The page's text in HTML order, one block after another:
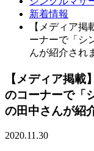
新着情報
【メディア掲
ーナーで「シ
んが紹介され
【メディア掲載
のコーナーで「
の田中さんが紹
2020.11.30